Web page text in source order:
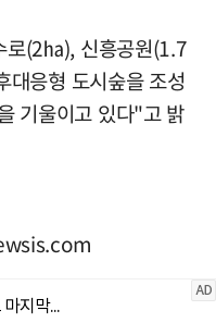
로(2㏊), 신흥공원(1.7
응형 도시숲을 조성
기울이고 있다"고 밝